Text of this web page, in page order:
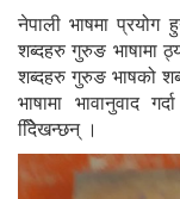
नेपाली भाषमा
शब्दहरु गुरुङ भाषामा
शब्दहरु गुरुङ भाषको
भाषामा भावानुवाद
देििखन्छन् ।